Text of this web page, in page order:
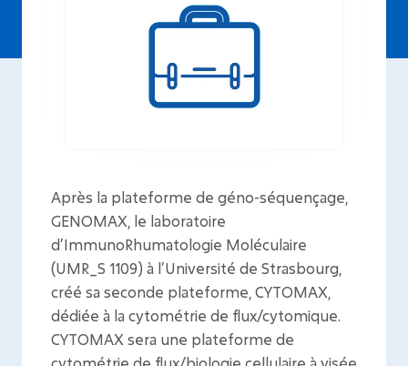
Après la plateforme de géno-séquençage,
GENOMAX, le laboratoire
d’ImmunoRhumatologie Moléculaire
(UMR_S 1109) à l’Université de Strasbourg,
créé sa seconde plateforme, CYTOMAX,
dédiée à la cytométrie de flux/cytomique.
CYTOMAX sera une plateforme de